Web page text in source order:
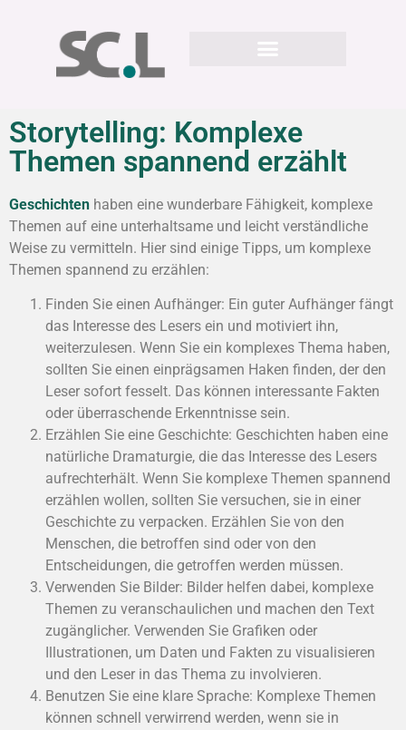
Storytelling: Komplexe
Themen spannend erzählt
Geschichten haben eine wunderbare Fähigkeit, komplexe
Themen auf eine unterhaltsame und leicht verständliche
Weise zu vermitteln. Hier sind einige Tipps, um komplexe
Themen spannend zu erzählen:
Finden Sie einen Aufhänger: Ein guter Aufhänger fängt
das Interesse des Lesers ein und motiviert ihn,
weiterzulesen. Wenn Sie ein komplexes Thema haben,
sollten Sie einen einprägsamen Haken finden, der den
Leser sofort fesselt. Das können interessante Fakten
oder überraschende Erkenntnisse sein.
Erzählen Sie eine Geschichte: Geschichten haben eine
natürliche Dramaturgie, die das Interesse des Lesers
aufrechterhält. Wenn Sie komplexe Themen spannend
erzählen wollen, sollten Sie versuchen, sie in einer
Geschichte zu verpacken. Erzählen Sie von den
Menschen, die betroffen sind oder von den
Entscheidungen, die getroffen werden müssen.
Verwenden Sie Bilder: Bilder helfen dabei, komplexe
Themen zu veranschaulichen und machen den Text
zugänglicher. Verwenden Sie Grafiken oder
Illustrationen, um Daten und Fakten zu visualisieren
und den Leser in das Thema zu involvieren.
Benutzen Sie eine klare Sprache: Komplexe Themen
können schnell verwirrend werden, wenn sie in